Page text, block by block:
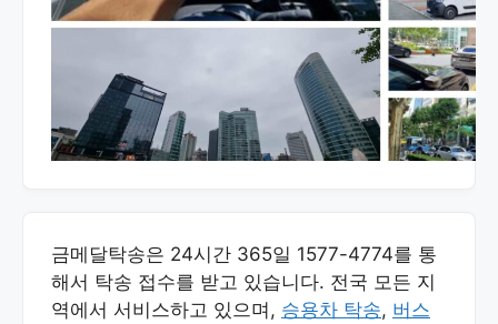
금메달탁송은 24시간 365일 1577-4774를 통
해서 탁송 접수를 받고 있습니다. 전국 모든 지
역에서 서비스하고 있으며, 승용차 탁송, 버스